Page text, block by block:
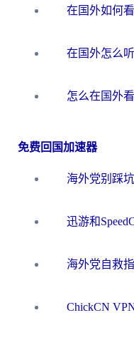
免费回国加速器